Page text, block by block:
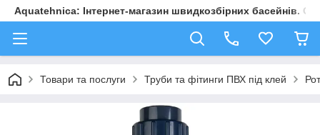
Aquatehnica: Інтернет-магазин швидкозбірних басейнів.
Товари та послуги Труби та фітинги ПВХ під клей